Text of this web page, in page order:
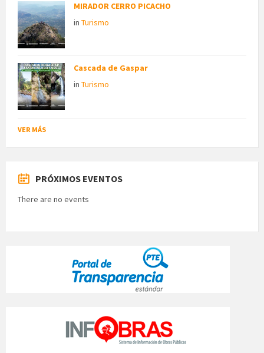
MIRADOR CERRO PICACHO
in Turismo
Cascada de Gaspar
in Turismo
VER MÁS
PRÓXIMOS EVENTOS
There are no events